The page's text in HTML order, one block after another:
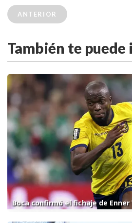
ANTERIOR
También te puede
Boca confirmó el fichaje de Enner